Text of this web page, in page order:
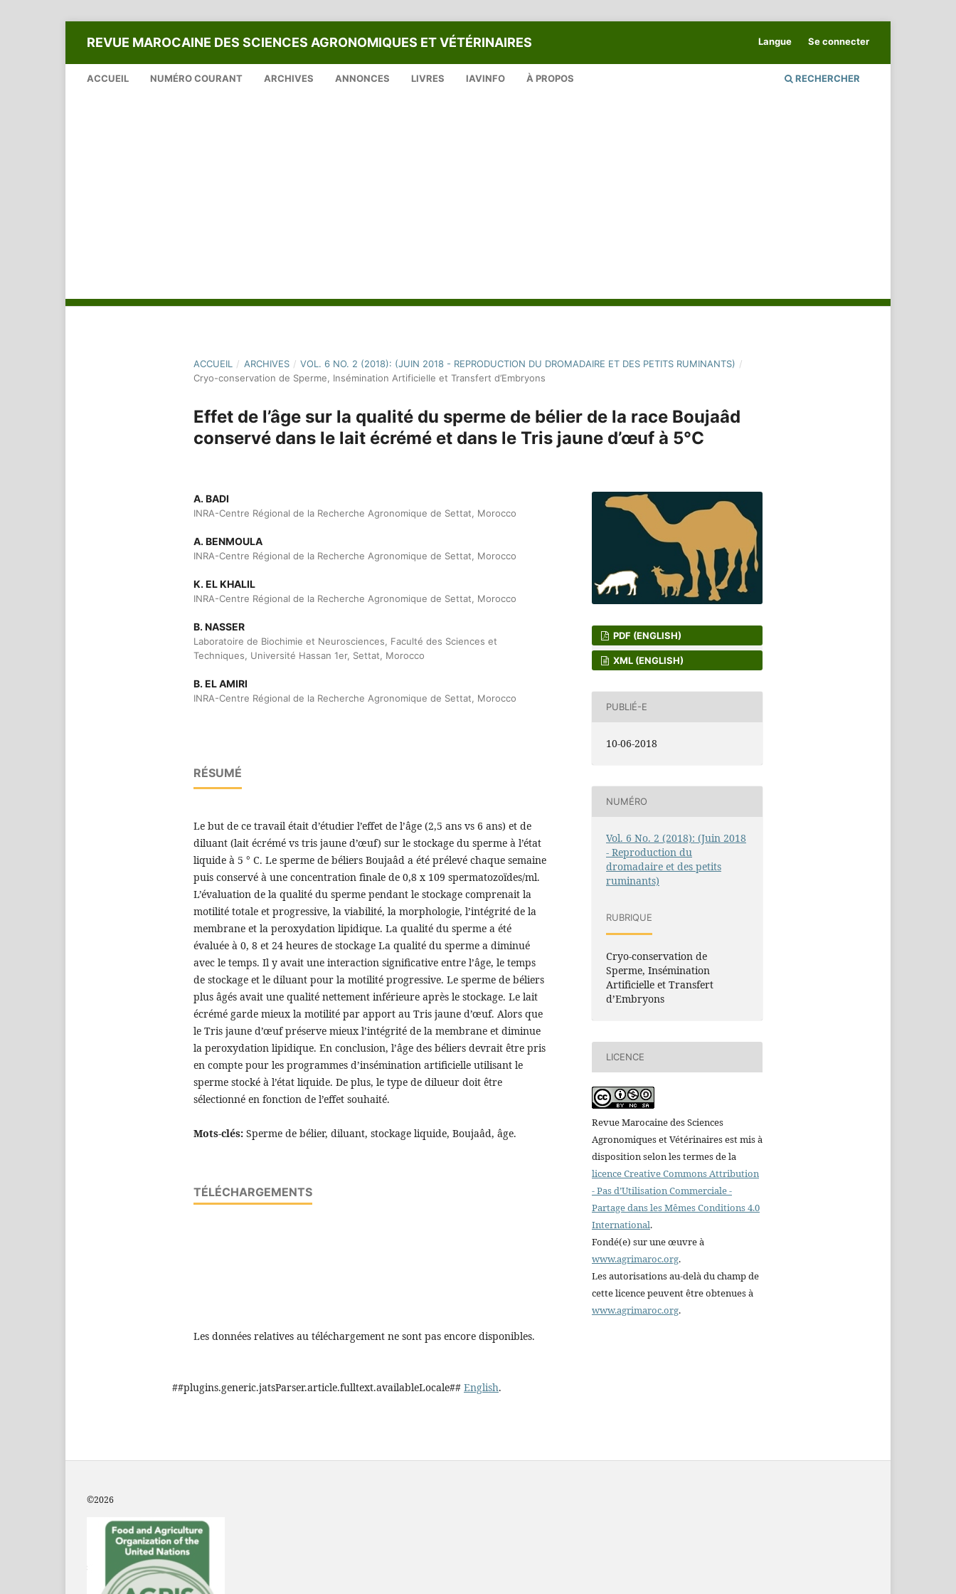
REVUE MAROCAINE DES SCIENCES AGRONOMIQUES ET VÉTÉRINAIRES
ACCUEIL NUMÉRO COURANT ARCHIVES ANNONCES LIVRES IAVINFO À PROPOS RECHERCHER
Langue Se connecter
ACCUEIL / ARCHIVES / VOL. 6 NO. 2 (2018): (JUIN 2018 - REPRODUCTION DU DROMADAIRE ET DES PETITS RUMINANTS) /
Cryo-conservation de Sperme, Insémination Artificielle et Transfert d’Embryons
Effet de l’âge sur la qualité du sperme de bélier de la race Boujaâd
conservé dans le lait écrémé et dans le Tris jaune d’œuf à 5°C
A. BADI
INRA-Centre Régional de la Recherche Agronomique de Settat, Morocco
A. BENMOULA
INRA-Centre Régional de la Recherche Agronomique de Settat, Morocco
K. EL KHALIL
INRA-Centre Régional de la Recherche Agronomique de Settat, Morocco
B. NASSER
Laboratoire de Biochimie et Neurosciences, Faculté des Sciences et
Techniques, Université Hassan 1er, Settat, Morocco
B. EL AMIRI
INRA-Centre Régional de la Recherche Agronomique de Settat, Morocco
RÉSUMÉ
Le but de ce travail était d’étudier l’effet de l’âge (2,5 ans vs 6 ans) et de
diluant (lait écrémé vs tris jaune d’œuf) sur le stockage du sperme à l’état
liquide à 5 ° C. Le sperme de béliers Boujaâd a été prélevé chaque semaine
puis conservé à une concentration finale de 0,8 x 109 spermatozoïdes/ml.
L’évaluation de la qualité du sperme pendant le stockage comprenait la
motilité totale et progressive, la viabilité, la morphologie, l’intégrité de la
membrane et la peroxydation lipidique. La qualité du sperme a été
évaluée à 0, 8 et 24 heures de stockage La qualité du sperme a diminué
avec le temps. Il y avait une interaction significative entre l’âge, le temps
de stockage et le diluant pour la motilité progressive. Le sperme de béliers
plus âgés avait une qualité nettement inférieure après le stockage. Le lait
écrémé garde mieux la motilité par apport au Tris jaune d’œuf. Alors que
le Tris jaune d’œuf préserve mieux l’intégrité de la membrane et diminue
la peroxydation lipidique. En conclusion, l’âge des béliers devrait être pris
en compte pour les programmes d’insémination artificielle utilisant le
sperme stocké à l’état liquide. De plus, le type de dilueur doit être
sélectionné en fonction de l’effet souhaité.
Mots-clés: Sperme de bélier, diluant, stockage liquide, Boujaâd, âge.
TÉLÉCHARGEMENTS
Les données relatives au téléchargement ne sont pas encore disponibles.
##plugins.generic.jatsParser.article.fulltext.availableLocale## English.
PDF (ENGLISH)
XML (ENGLISH)
PUBLIÉ-E
10-06-2018
NUMÉRO
Vol. 6 No. 2 (2018): (Juin 2018
- Reproduction du
dromadaire et des petits
ruminants)
RUBRIQUE
Cryo-conservation de
Sperme, Insémination
Artificielle et Transfert
d’Embryons
LICENCE
Revue Marocaine des Sciences
Agronomiques et Vétérinaires est mis à
disposition selon les termes de la
licence Creative Commons Attribution
- Pas d’Utilisation Commerciale -
Partage dans les Mêmes Conditions 4.0
International.
Fondé(e) sur une œuvre à
www.agrimaroc.org.
Les autorisations au-delà du champ de
cette licence peuvent être obtenues à
www.agrimaroc.org.
©2026